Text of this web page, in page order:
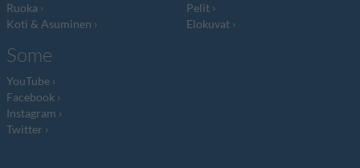
Ruoka
Koti & Asuminen
Pelit
Elokuvat
Some
YouTube
Facebook
Instagram
Twitter